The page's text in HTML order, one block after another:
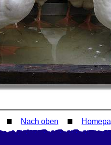
Nach oben